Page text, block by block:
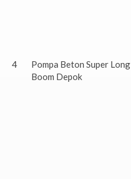
4
Pompa Beton Super Long
Boom Depok